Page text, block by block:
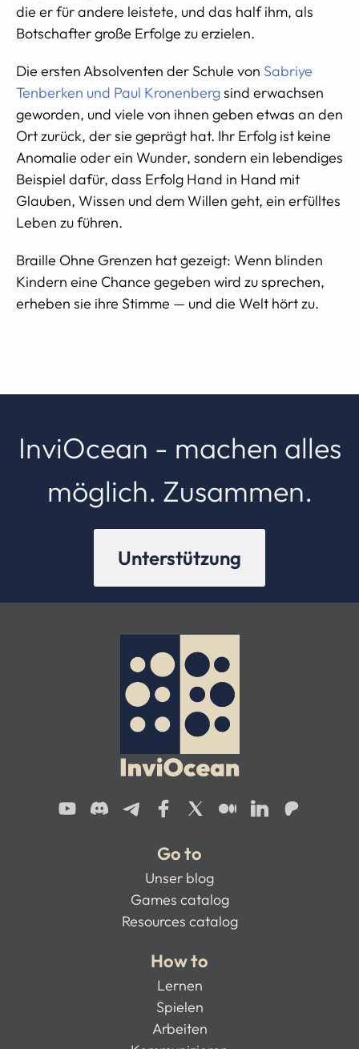
die er für andere leistete, und das half ihm, als
Botschafter große Erfolge zu erzielen.
Die ersten Absolventen der Schule von Sabriye
Tenberken und Paul Kronenbergsind erwachsen
geworden, und viele von ihnen geben etwas an den
Ort zurück, der sie geprägt hat. Ihr Erfolg ist keine
Anomalie oder ein Wunder, sondern ein lebendiges
Beispiel dafür, dass Erfolg Hand in Hand mit
Glauben, Wissen und dem Willen geht, ein erfülltes
Leben zu führen.
Braille Ohne Grenzen hat gezeigt: Wenn blinden
Kindern eine Chance gegeben wird zu sprechen,
erheben sie ihre Stimme — und die Welt hört zu.
InviOcean - machen alles
möglich. Zusammen.
Unterstützung
Go to
Unser blog
Games catalog
Resources catalog
How to
Lernen
Spielen
Arbeiten